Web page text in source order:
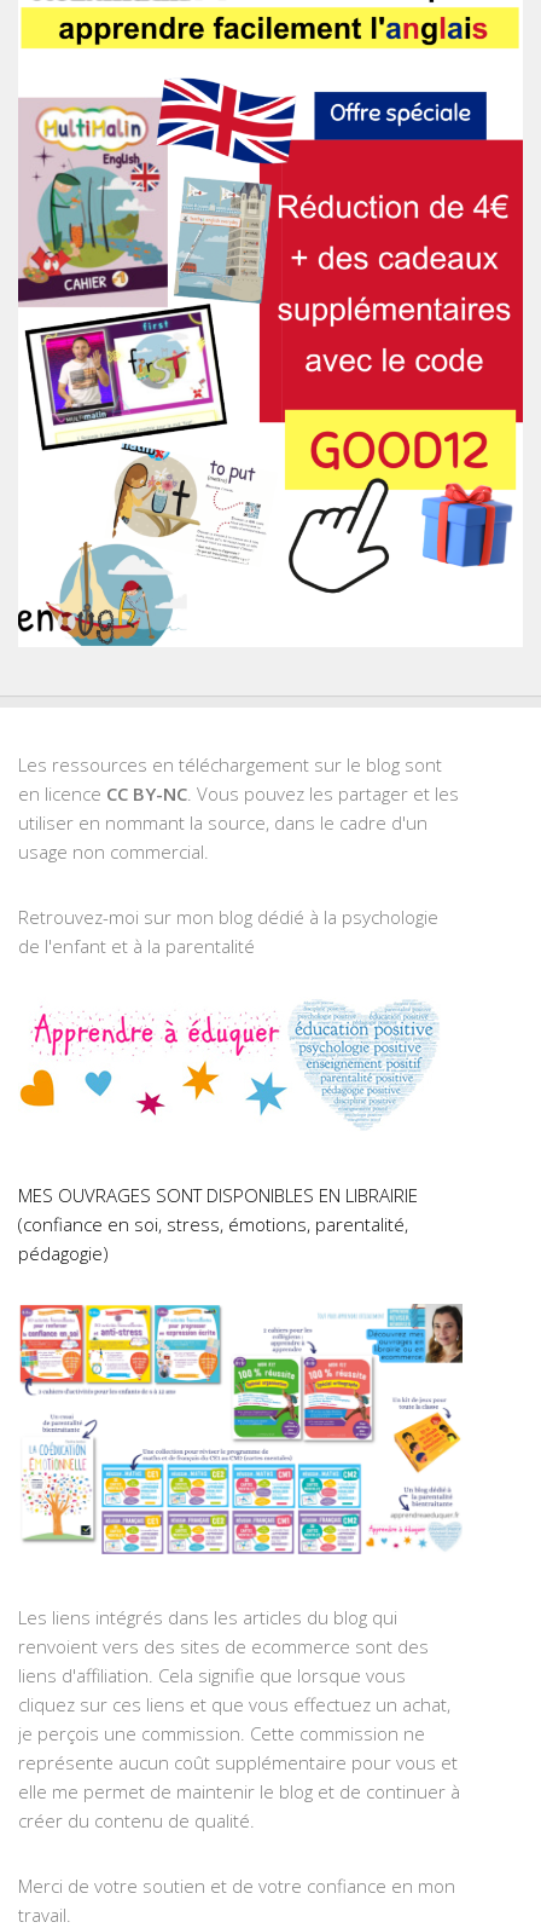
Les ressources en téléchargement sur le blog sont
en licence CC BY-NC . Vous pouvez les partager et les
utiliser en nommant la source, dans le cadre d'un
usage non commercial.
Retrouvez-moi sur mon blog dédié à la psychologie
de l'enfant et à la parentalité
MES OUVRAGES SONT DISPONIBLES EN LIBRAIRIE
(confiance en soi, stress, émotions, parentalité,
pédagogie)
Les liens intégrés dans les articles du blog qui
renvoient vers des sites de ecommerce sont des
liens d'affiliation. Cela signifie que lorsque vous
cliquez sur ces liens et que vous effectuez un achat,
je perçois une commission. Cette commission ne
représente aucun coût supplémentaire pour vous et
elle me permet de maintenir le blog et de continuer à
créer du contenu de qualité.
Merci de votre soutien et de votre confiance en mon
travail.